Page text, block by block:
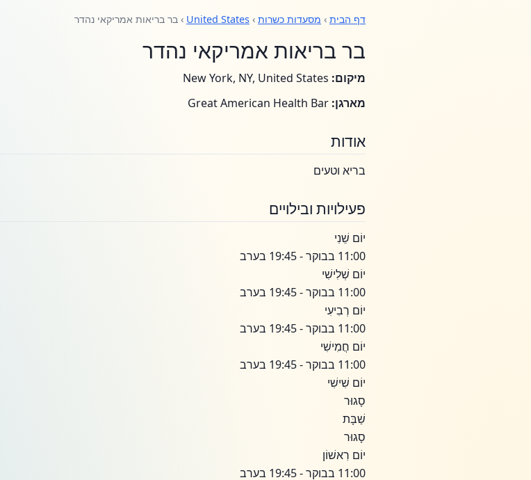
דף הבית › מסעדות כשרות ›
United States › בר בריאות אמריקאי נהדר
בר בריאות אמריקאי נהדר
מיקום:
מארגן:
אודות
בריא וטעים
פעילויות ובילויים
יוֹם שֵׁנִי
11:00 בבוקר - 19:45 בערב
יוֹם שְׁלִישִׁי
11:00 בבוקר - 19:45 בערב
יוֹם רְבִיעִי
11:00 בבוקר - 19:45 בערב
יוֹם חֲמִישִׁי
11:00 בבוקר - 19:45 בערב
יוֹם שִׁישִׁי
סָגוּר
שַׁבָּת
סָגוּר
יוֹם רִאשׁוֹן
11:00 בבוקר - 19:45 בערב